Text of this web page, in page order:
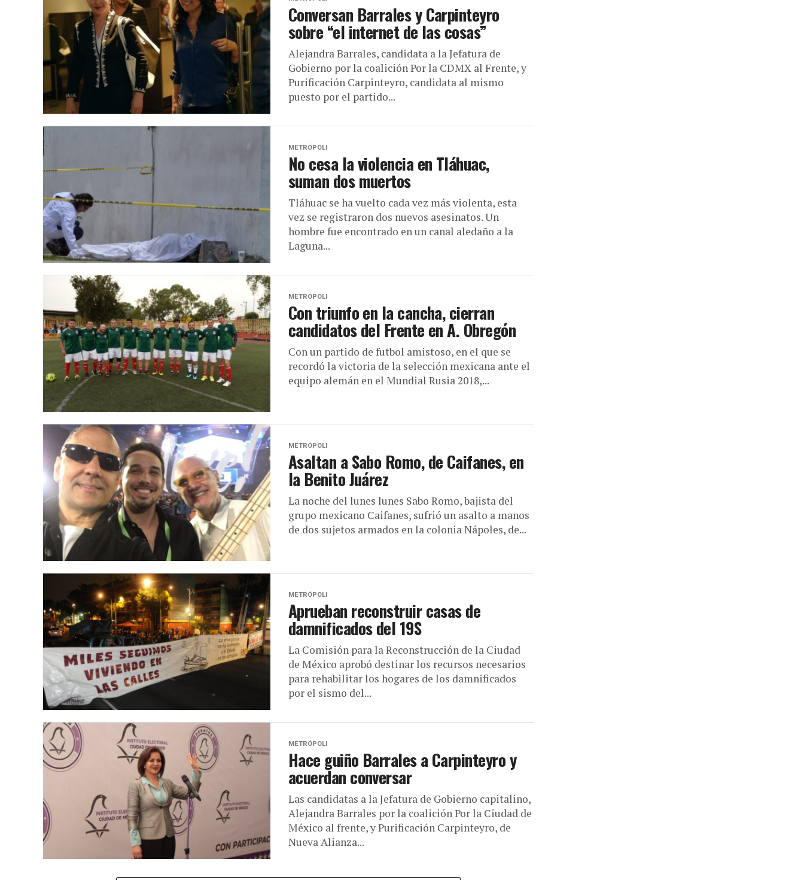
Conversan Barrales y Carpinteyro
sobre “el internet de las cosas”
Alejandra Barrales, candidata a la Jefatura de
Gobierno por la coalición Por la CDMX al Frente, y
Purificación Carpinteyro, candidata al mismo
puesto por el partido...
METRÓPOLI
No cesa la violencia en Tláhuac,
suman dos muertos
Tláhuac se ha vuelto cada vez más violenta, esta
vez se registraron dos nuevos asesinatos. Un
hombre fue encontrado en un canal aledaño a la
Laguna...
METRÓPOLI
Con triunfo en la cancha, cierran
candidatos del Frente en A. Obregón
Con un partido de futbol amistoso, en el que se
recordó la victoria de la selección mexicana ante el
equipo alemán en el Mundial Rusia 2018,...
METRÓPOLI
Asaltan a Sabo Romo, de Caifanes, en
la Benito Juárez
La noche del lunes lunes Sabo Romo, bajista del
grupo mexicano Caifanes, sufrió un asalto a manos
de dos sujetos armados en la colonia Nápoles, de...
METRÓPOLI
Aprueban reconstruir casas de
damnificados del 19S
La Comisión para la Reconstrucción de la Ciudad
de México aprobó destinar los recursos necesarios
para rehabilitar los hogares de los damnificados
por el sismo del...
METRÓPOLI
Hace guiño Barrales a Carpinteyro y
acuerdan conversar
Las candidatas a la Jefatura de Gobierno capitalino,
Alejandra Barrales por la coalición Por la Ciudad de
México al frente, y Purificación Carpinteyro, de
Nueva Alianza...